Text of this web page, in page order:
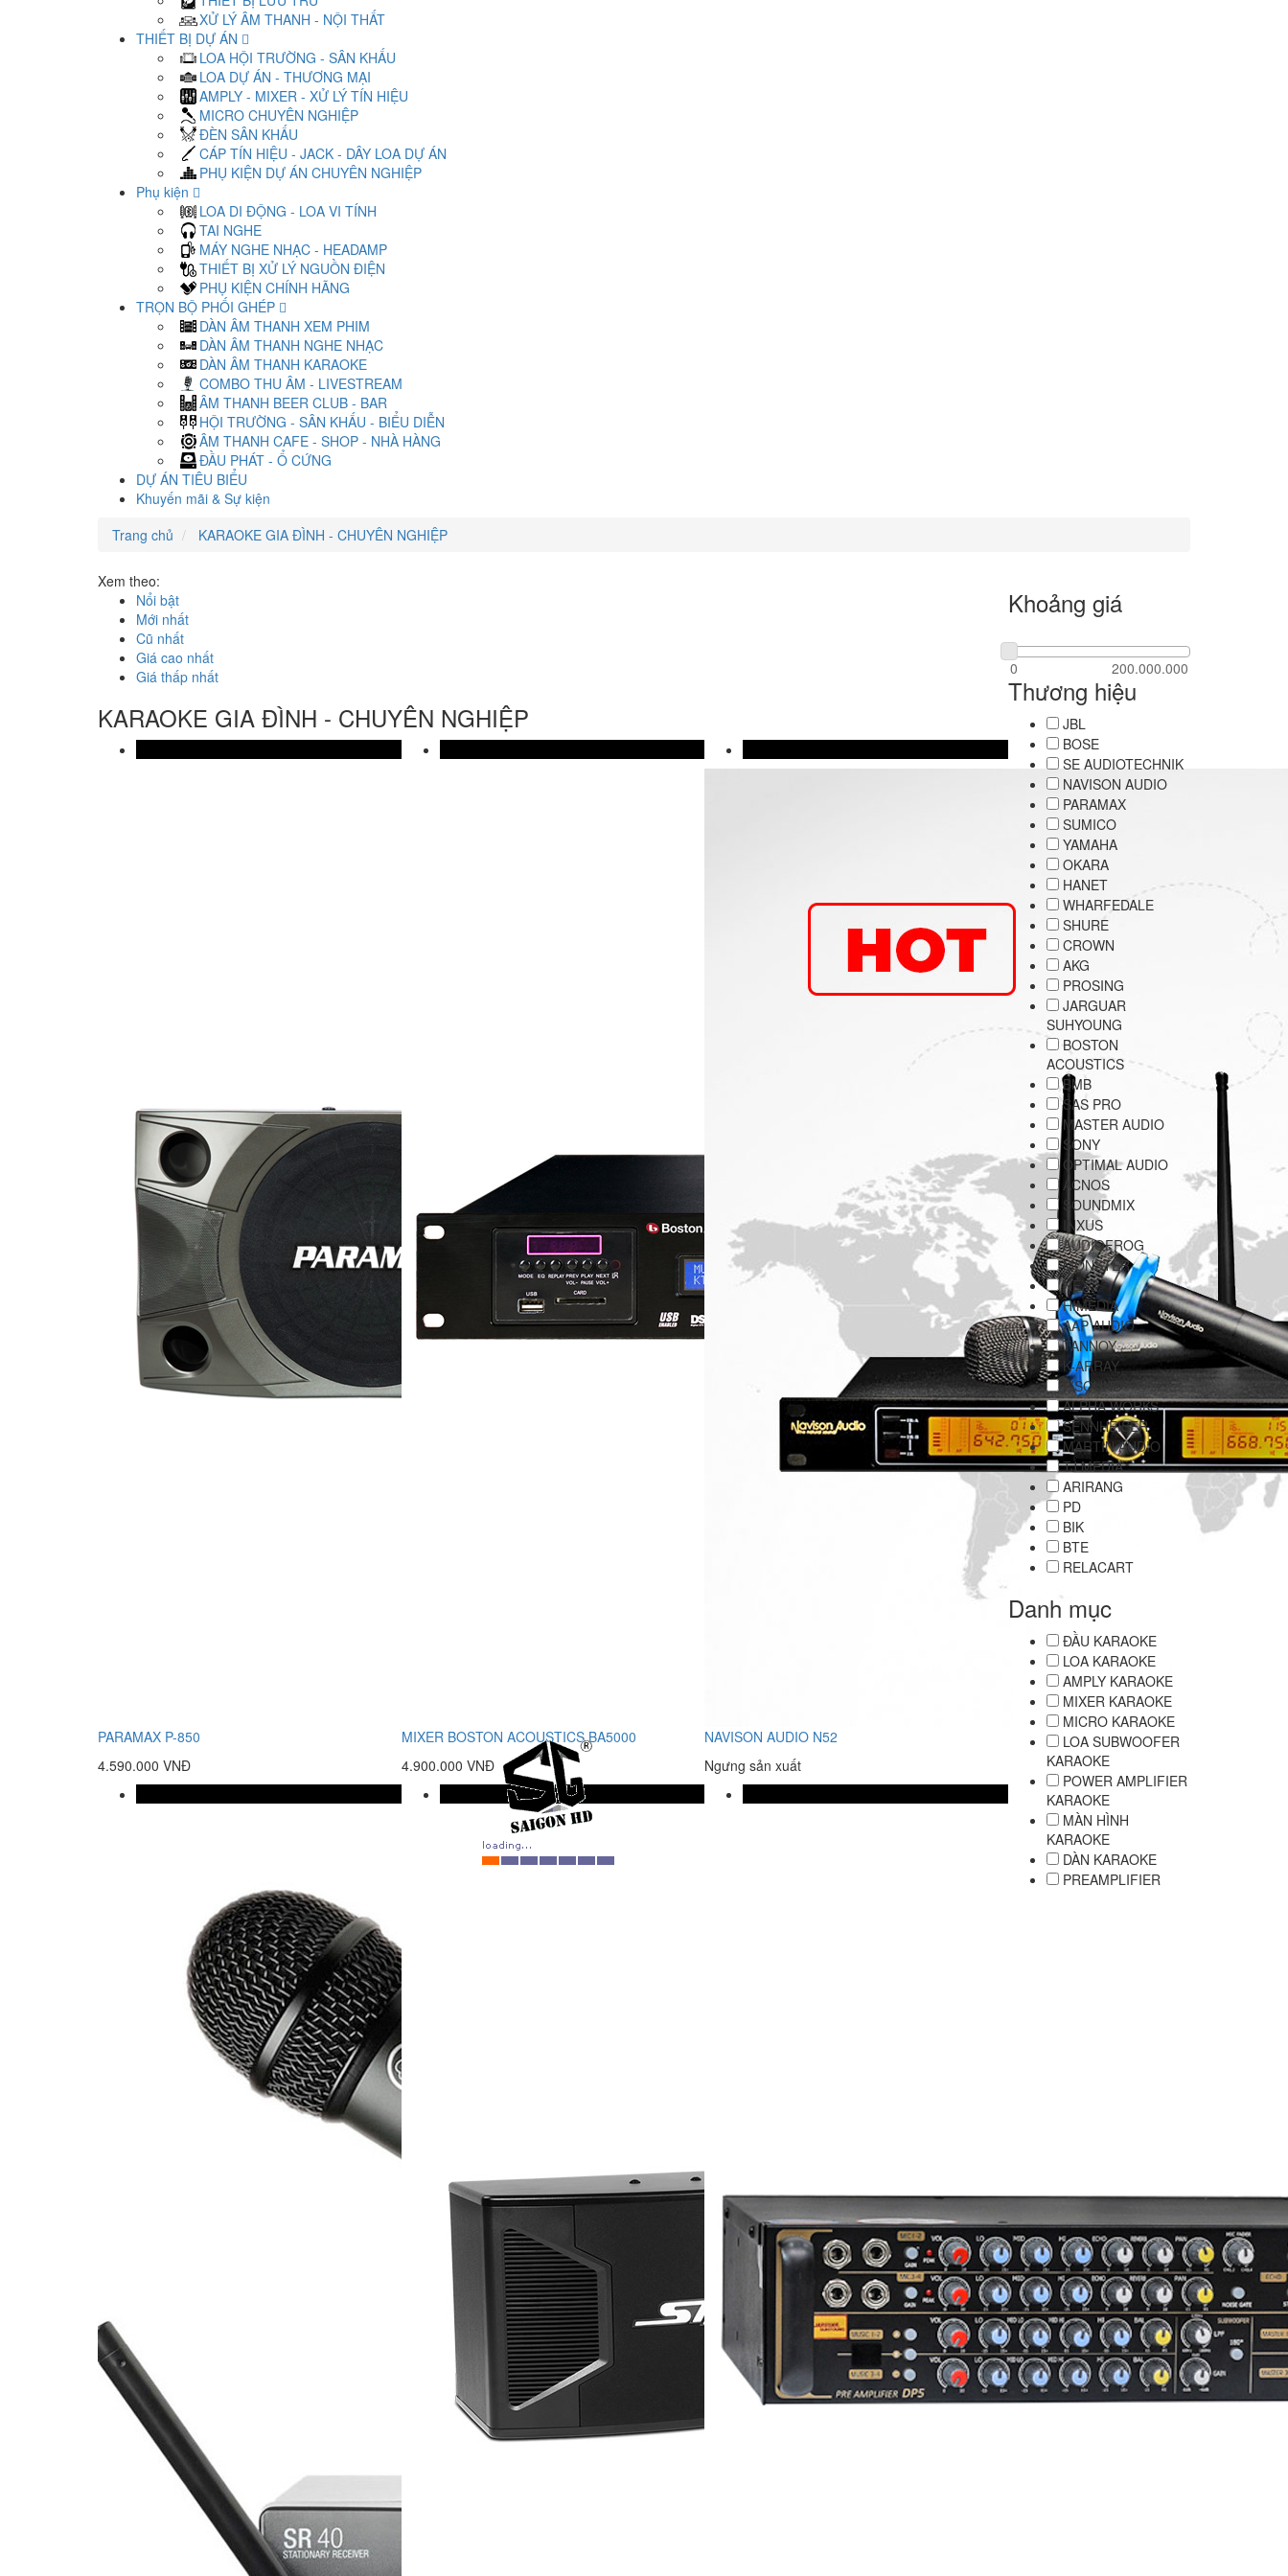
XỬ LÝ ÂM THANH - NỘI THẤT
THIẾT BỊ DỰ ÁN
LOA HỘI TRƯỜNG - SÂN KHẤU
LOA DỰ ÁN - THƯƠNG MẠI
AMPLY - MIXER - XỬ LÝ TÍN HIỆU
MICRO CHUYÊN NGHIỆP
ĐÈN SÂN KHẤU
CÁP TÍN HIỆU - JACK - DÂY LOA DỰ ÁN
PHỤ KIỆN DỰ ÁN CHUYÊN NGHIỆP
Phụ kiện
LOA DI ĐỘNG - LOA VI TÍNH
TAI NGHE
MÁY NGHE NHẠC - HEADAMP
THIẾT BỊ XỬ LÝ NGUỒN ĐIỆN
PHỤ KIỆN CHÍNH HÃNG
TRỌN BỘ PHỐI GHÉP
DÀN ÂM THANH XEM PHIM
DÀN ÂM THANH NGHE NHẠC
DÀN ÂM THANH KARAOKE
COMBO THU ÂM - LIVESTREAM
ÂM THANH BEER CLUB - BAR
HỘI TRƯỜNG - SÂN KHẤU - BIỂU DIỄN
ÂM THANH CAFE - SHOP - NHÀ HÀNG
ĐẦU PHÁT - Ổ CỨNG
DỰ ÁN TIÊU BIỂU
Khuyến mãi & Sự kiện
Trang chủ
KARAOKE GIA ĐÌNH - CHUYÊN NGHIỆP
Xem theo:
Nổi bật
Mới nhất
Cũ nhất
Giá cao nhất
Giá thấp nhất
KARAOKE GIA ĐÌNH - CHUYÊN NGHIỆP
PARAMAX P-850
4.590.000 VNĐ
MIXER BOSTON ACOUSTICS BA5000
4.900.000 VNĐ
NAVISON AUDIO N52
Ngưng sản xuất
Khoảng giá
Thương hiệu
JBL
BOSE
SE AUDIOTECHNIK
NAVISON AUDIO
PARAMAX
SUMICO
YAMAHA
OKARA
HANET
WHARFEDALE
SHURE
CROWN
AKG
PROSING
JARGUAR
SUHYOUNG
BOSTON
ACOUSTICS
BMB
SAS PRO
MASTER AUDIO
SONY
OPTIMAL AUDIO
ACNOS
SOUNDMIX
INXUS
AUDIOFROG
MONSTER
NEXO
HIMEDIA
AAP AUDIO
TANNOY
K-ARRAY
P’SOUND
ALPHA WORKS
SENNHEISER
MARTIN AUDIO
TJ MEDIA
ARIRANG
PD
BIK
BTE
RELACART
Danh mục
ĐẦU KARAOKE
LOA KARAOKE
AMPLY KARAOKE
MIXER KARAOKE
MICRO KARAOKE
LOA SUBWOOFER
KARAOKE
POWER AMPLIFIER
KARAOKE
MÀN HÌNH
KARAOKE
DÀN KARAOKE
PREAMPLIFIER